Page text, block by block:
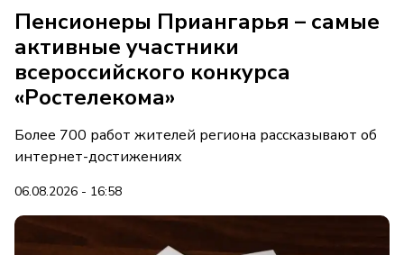
Пенсионеры Приангарья – самые
активные участники
всероссийского конкурса
«Ростелекома»
Более 700 работ жителей региона рассказывают об
интернет-достижениях
06.08.2026 - 16:58